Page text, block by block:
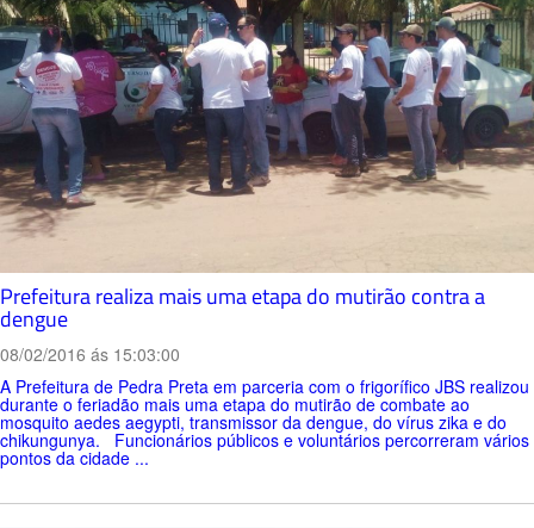
Prefeitura realiza mais uma etapa do mutirão contra a
dengue
08/02/2016 ás 15:03:00
A Prefeitura de Pedra Preta em parceria com o frigorífico JBS realizou
durante o feriadão mais uma etapa do mutirão de combate ao
mosquito aedes aegypti, transmissor da dengue, do vírus zika e do
chikungunya. Funcionários públicos e voluntários percorreram vários
pontos da cidade ...